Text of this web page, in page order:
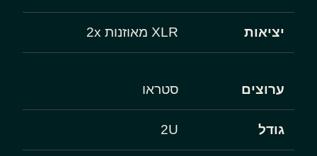
יציאות XLR מאוזנות 2x
ערוצים סטראו
גודל 2U